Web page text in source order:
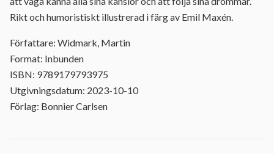
Rikt och humoristiskt illustrerad i färg av Emil Maxén.
Författare: Widmark, Martin
Format: Inbunden
ISBN: 9789179793975
Utgivningsdatum: 2023-10-10
Förlag: Bonnier Carlsen